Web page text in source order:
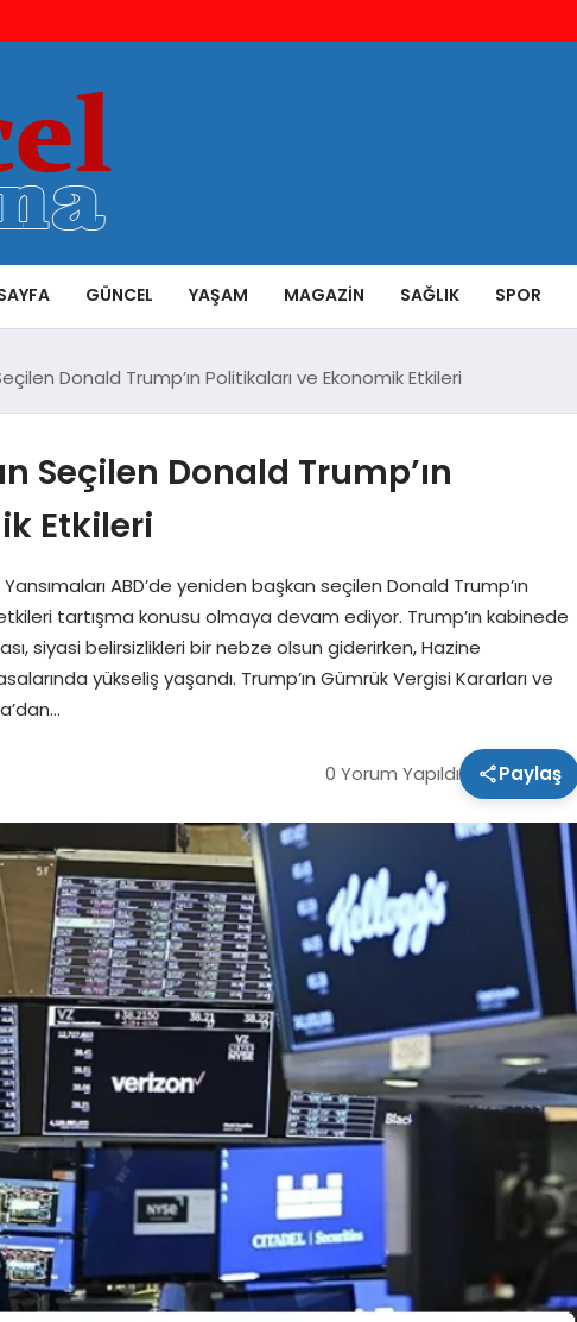
GÜNCEL YAŞAM MAGAZIN SAĞLIK SPOR
Donald Trump’ın Politikaları ve Ekonomik Etkileri
Seçilen Donald Trump’ın
Etkileri
ABD’de yeniden başkan seçilen Donald Trump’ın
tartışma konusu olmaya devam ediyor. Trump’ın kabinede
siyasi belirsizlikleri bir nebze olsun giderirken, Hazine
yükseliş yaşandı. Trump’ın Gümrük Vergisi Kararları ve
0 Yorum Yapıldı Paylaş